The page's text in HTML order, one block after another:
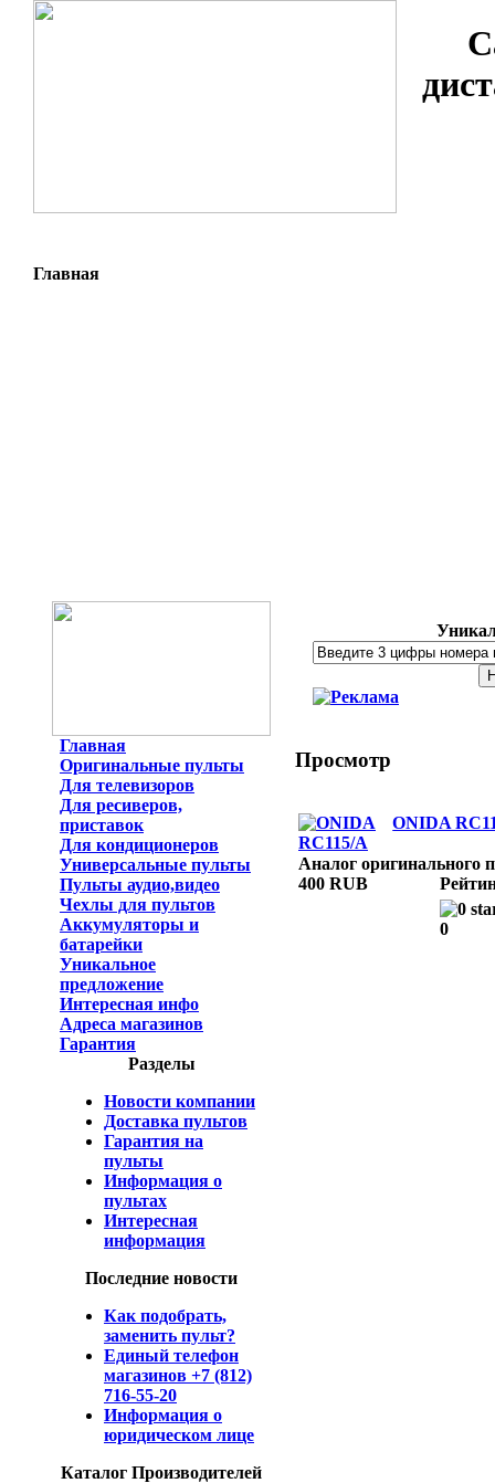
Главная
Главная
Оригинальные пульты
Для телевизоров
Для ресиверов,
приставок
Для кондиционеров
Универсальные пульты
Пульты аудио,видео
Чехлы для пультов
Аккумуляторы и
батарейки
Уникальное
предложение
Интересная инфо
Адреса магазинов
Гарантия
Разделы
Новости компании
Доставка пультов
Гарантия на
пульты
Информация о
пультах
Интересная
информация
Последние новости
Как подобрать,
заменить пульт?
Единый телефон
магазинов +7 (812)
716-55-20
Информация о
юридическом лице
Каталог Производителей
Просмотр
ONIDA
Аналог оригинального
400 RUB
0